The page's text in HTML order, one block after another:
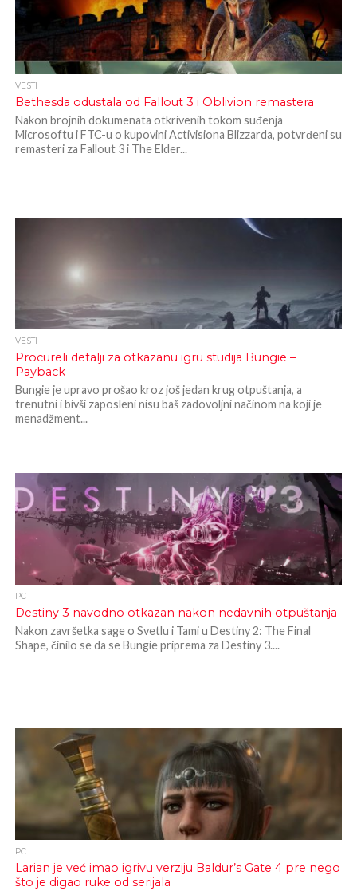
VESTI
Bethesda odustala od Fallout 3 i Oblivion remastera
Nakon brojnih dokumenata otkrivenih tokom suđenja
Microsoftu i FTC-u o kupovini Activisiona Blizzarda, potvrđeni su
remasteri za Fallout 3 i The Elder...
VESTI
Procureli detalji za otkazanu igru studija Bungie –
Payback
Bungie je upravo prošao kroz još jedan krug otpuštanja, a
trenutni i bivši zaposleni nisu baš zadovoljni načinom na koji je
menadžment...
PC
Destiny 3 navodno otkazan nakon nedavnih otpuštanja
Nakon završetka sage o Svetlu i Tami u Destiny 2: The Final
Shape, činilo se da se Bungie priprema za Destiny 3....
PC
Larian je već imao igrivu verziju Baldur’s Gate 4 pre nego
što je digao ruke od serijala